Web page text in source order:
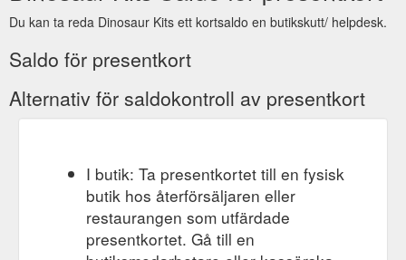
Du kan ta reda Dinosaur Kits ett kortsaldo en butikskutt/ helpdesk.
Saldo för presentkort
Alternativ för saldokontroll av presentkort
I butik: Ta presentkortet till en fysisk
butik hos återförsäljaren eller
restaurangen som utfärdade
presentkortet. Gå till en